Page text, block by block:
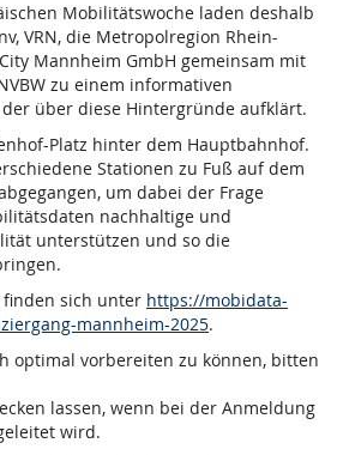
Mobilitätswoche laden deshalb
VRN, die Metropolregion Rhein-
Mannheim GmbH gemeinsam mit
zu einem informativen
über diese Hintergründe aufklärt.
Platz hinter dem Hauptbahnhof.
Stationen zu Fuß auf dem
um dabei der Frage
nachhaltige und
unterstützen und so die
finden sich unter https://mobidata-
mannheim-2025.
optimal vorbereiten zu können, bitten
lassen, wenn bei der Anmeldung
wird.